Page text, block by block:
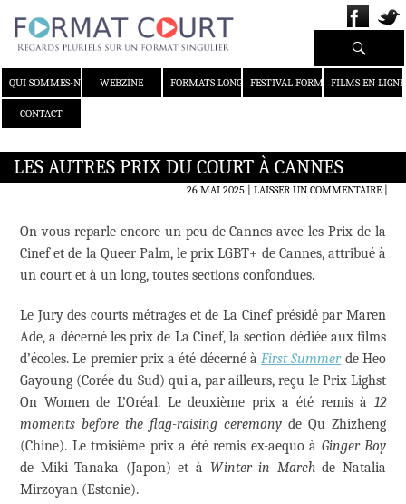
QUI SOMMES-NOUS ?WEBZINE FORMATS LONGS FESTIVAL FORMAT COURT
FILMS EN LIGNE
CONTACT
Recherche
LES AUTRES PRIX DU COURT À CANNES
26 MAI 2025 LAISSER UN COMMENTAIRE|
On vous reparle encore un peu de Cannes avec les Prix de la
Cinef et de la Queer Palm, le prix LGBT+ de Cannes, attribué à
un court et à un long, toutes sections confondues.
Le Jury des courts métrages et de La Cinef présidé par Maren
Ade, a décerné les prix de La Cinef, la section dédiée aux films
d’écoles. Le premier prix a été décerné àFirst Summerde Heo
Gayoung (Corée du Sud) qui a, par ailleurs, reçu le Prix Lighst
On Women de L’Oréal. Le deuxième prix a été remis à 12
moments before the flag-raising ceremony de Qu Zhizheng
(Chine). Le troisième prix a été remis ex-aequo à Ginger Boy
de Miki Tanaka (Japon) et à Winter in Marchde Natalia
Mirzoyan (Estonie).